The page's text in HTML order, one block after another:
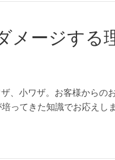
メージする
、小ワザ。お客様からの
ってきた知識でお応えし